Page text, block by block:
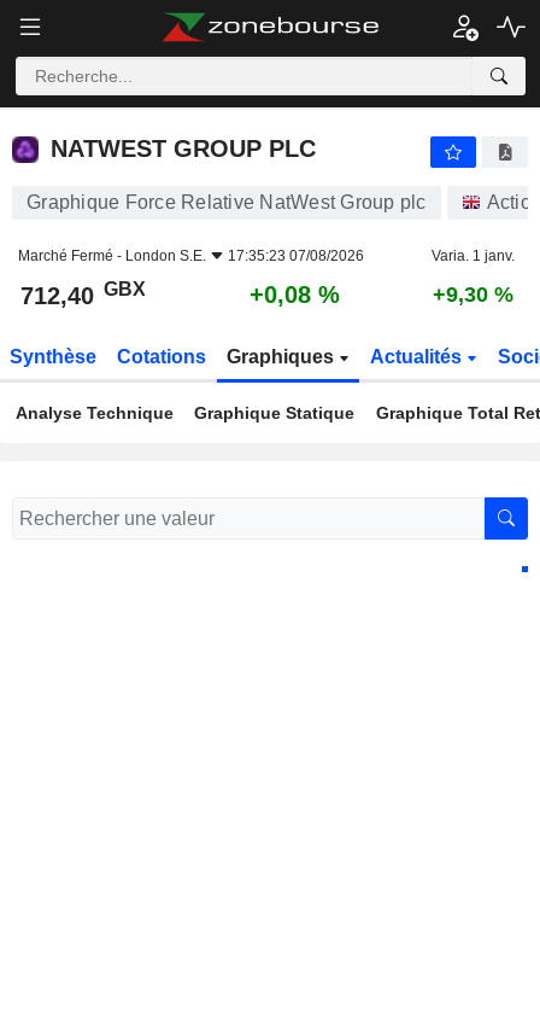
NATWEST GROUP PLC
NATWEST GROUP PLC
Graphique Force Relative NatWest Group plc
Marché Fermé - London S.E. 17:35:23 07/08/2026 Varia. 1 janv.
712,40 GBX +0,08 % +9,30 %
Synthèse Cotations Graphiques Actualités
Analyse Technique Graphique Statique Graphique Total